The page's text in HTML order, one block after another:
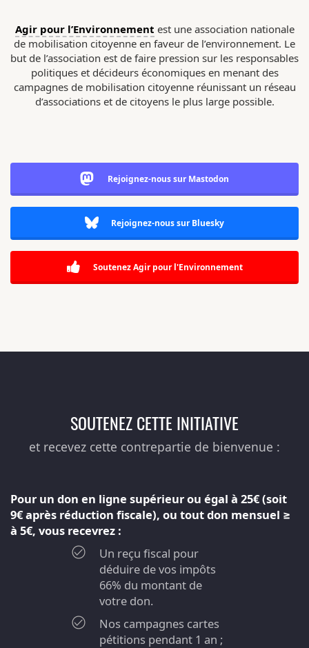
Agir pour l’Environnement est une association nationale
de mobilisation citoyenne en faveur de l’environnement. Le
but de l’association est de faire pression sur les responsables
politiques et décideurs économiques en menant des
campagnes de mobilisation citoyenne réunissant un réseau
d’associations et de citoyens le plus large possible.
Rejoignez-nous sur Mastodon
Rejoignez-nous sur Bluesky
Soutenez Agir pour l'Environnement
SOUTENEZ CETTE INITIATIVE
et recevez cette contrepartie de bienvenue :
Pour un don en ligne supérieur ou égal à 25€ (soit
9€ après réduction fiscale), ou tout don mensuel ≥
à 5€, vous recevrez :
Un reçu fiscal pour
déduire de vos impôts
66% du montant de
votre don.
Nos campagnes cartes
pétitions pendant 1 an ;